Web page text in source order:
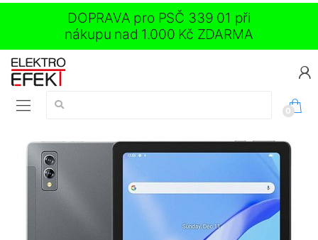
DOPRAVA pro PSČ 339 01 při
nákupu nad 1.000 Kč ZDARMA
Vyhledávání:
0